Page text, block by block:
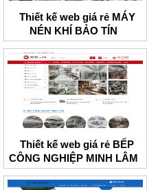
Thiết kế web giá rẻ MÁY
NÉN KHÍ BẢO TÍN
Thiết kế web giá rẻ BẾP
CÔNG NGHIỆP MINH LÂM